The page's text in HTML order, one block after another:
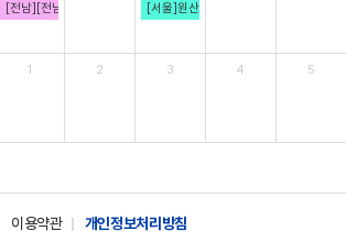
[전남][전남FTA통상진흥센터 협업교육] 원산지검증 대응전략 오후강
[서울]원산지증명 완전정복 오후강의
1 2 3 4 5
이용약관 개인정보처리방침